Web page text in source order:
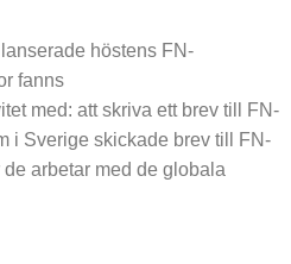
höstens FN-
fanns
med: att skriva ett brev till FN-
i Sverige skickade brev till FN-
arbetar med de globala